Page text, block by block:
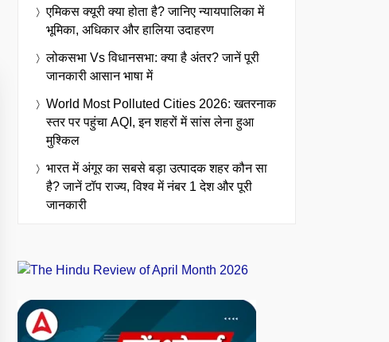
एमिकस क्यूरी क्या होता है? जानिए न्यायपालिका में
भूमिका, अधिकार और हालिया उदाहरण
लोकसभा Vs विधानसभा: क्या है अंतर? जानें पूरी
जानकारी आसान भाषा में
World Most Polluted Cities 2026: खतरनाक
स्तर पर पहुंचा AQI, इन शहरों में सांस लेना हुआ
मुश्किल
भारत में अंगूर का सबसे बड़ा उत्पादक शहर कौन सा
है? जानें टॉप राज्य, विश्व में नंबर 1 देश और पूरी
जानकारी